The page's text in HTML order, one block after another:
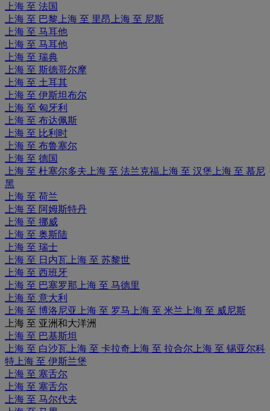
上海 至 法国
上海 至 巴黎 上海 至 里昂 上海 至 尼斯
上海 至 马耳他
上海 至 马耳他
上海 至 瑞典
上海 至 斯德哥尔摩
上海 至 土耳其
上海 至 伊斯坦布尔
上海 至 匈牙利
上海 至 布达佩斯
上海 至 比利时
上海 至 布鲁塞尔
上海 至 德国
上海 至 杜塞尔多夫 上海 至 法兰克福 上海 至 汉堡 上海 至 慕尼
黑
上海 至 荷兰
上海 至 阿姆斯特丹
上海 至 挪威
上海 至 奥斯陆
上海 至 瑞士
上海 至 日内瓦 上海 至 苏黎世
上海 至 西班牙
上海 至 巴塞罗那 上海 至 马德里
上海 至 意大利
上海 至 博洛尼亚 上海 至 罗马 上海 至 米兰 上海 至 威尼斯
上海 至 亚洲和大洋洲
上海 至 巴基斯坦
上海 至 白沙瓦 上海 至 卡拉奇 上海 至 拉合尔 上海 至 锡亚尔科
特 上海 至 伊斯兰堡
上海 至 塞舌尔
上海 至 塞舌尔
上海 至 马尔代夫